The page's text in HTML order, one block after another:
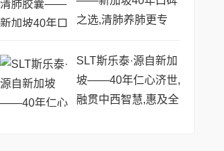
之选,清肺养肺更专
SLT斯乐泰·源自新加
坡——40年仁心济世,
融贯中西智慧,惠及全